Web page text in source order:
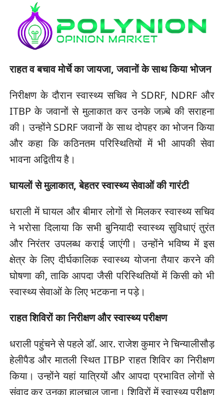
राहत व बचाव मोर्चे का जायजा, जवानों के साथ किया भोजन
निरीक्षण के दौरान स्वास्थ्य सचिव ने SDRF, NDRF और
ITBP के जवानों से मुलाकात कर उनके जज़्बे की सराहना
की। उन्होंने SDRF जवानों के साथ दोपहर का भोजन किया
और कहा कि कठिनतम परिस्थितियों में भी आपकी सेवा
भावना अद्वितीय है।
घायलों से मुलाकात, बेहतर स्वास्थ्य सेवाओं की गारंटी
धराली में घायल और बीमार लोगों से मिलकर स्वास्थ्य सचिव
ने भरोसा दिलाया कि सभी बुनियादी स्वास्थ्य सुविधाएं तुरंत
और निरंतर उपलब्ध कराई जाएंगी। उन्होंने भविष्य में इस
क्षेत्र के लिए दीर्घकालिक स्वास्थ्य योजना तैयार करने की
घोषणा की, ताकि आपदा जैसी परिस्थितियों में किसी को भी
स्वास्थ्य सेवाओं के लिए भटकना न पड़े।
राहत शिविरों का निरीक्षण और स्वास्थ्य परीक्षण
धराली पहुंचने से पहले डॉ. आर. राजेश कुमार ने चिन्यालीसौड़
हेलीपैड और मातली स्थित ITBP राहत शिविर का निरीक्षण
किया। उन्होंने यहां यात्रियों और आपदा प्रभावित लोगों से
संवाद कर उनका हालचाल जाना। शिविरों में स्वास्थ्य परीक्षण